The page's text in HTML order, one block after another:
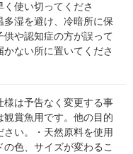
使い切ってくださ
多湿を避け、冷暗所に保
や認知症の方が誤って
ない所に置いてくださ
は予告なく変更する事
賞魚用です。他の目的
い。・天然原料を使用
の色、サイズが変わるこ